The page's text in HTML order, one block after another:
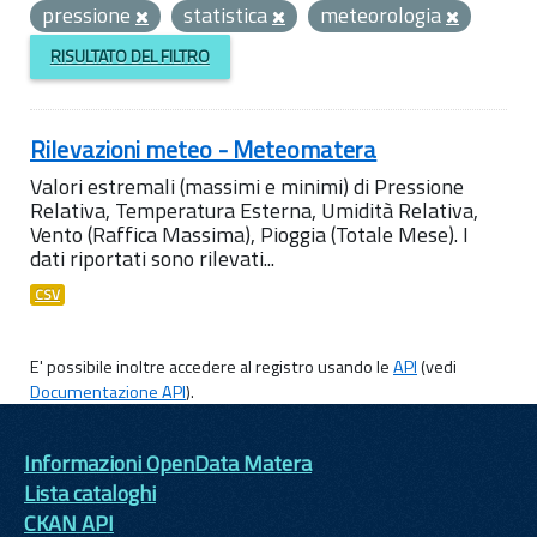
pressione
statistica meteorologia
RISULTATO DEL FILTRO
Rilevazioni meteo - Meteomatera
Valori estremali (massimi e minimi) di Pressione
Relativa, Temperatura Esterna, Umidità Relativa,
Vento (Raffica Massima), Pioggia (Totale Mese). I
dati riportati sono rilevati...
CSV
E' possibile inoltre accedere al registro usando leAPI(vedi
Documentazione API).
Informazioni OpenData Matera
Lista cataloghi
CKAN API